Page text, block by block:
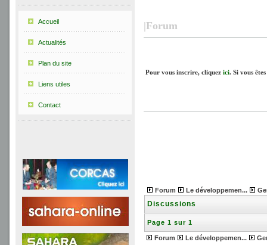
Accueil
Actualités
Plan du site
Liens utiles
Contact
|Forum
Pour vous inscrire, cliquez ici. Si vous
Forum Le développemen...
Discussions
Page 1 sur 1
Forum Le développemen...